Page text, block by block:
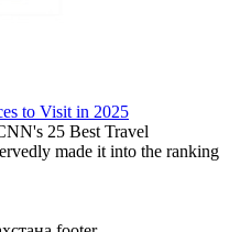
to Visit in 2025
25 Best Travel
made it into the ranking